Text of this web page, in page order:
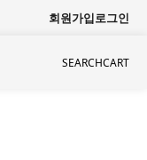
회원가입로그인
SEARCHCART